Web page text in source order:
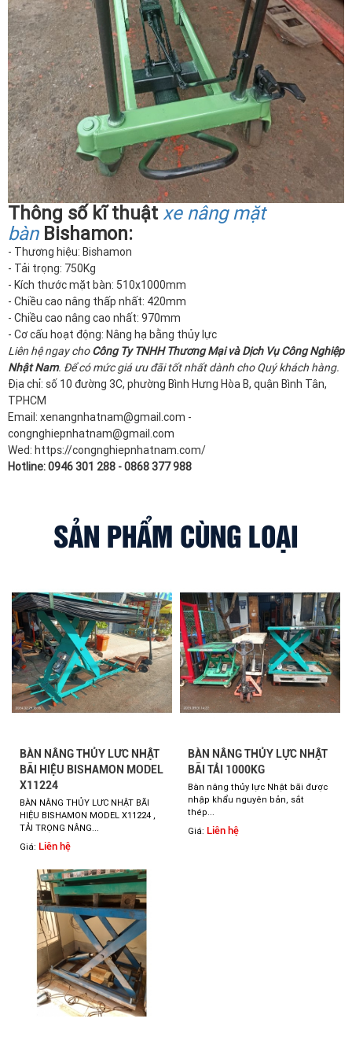
Thông số kĩ thuật xe nâng mặt
bànBishamon:
- Thương hiệu: Bishamon
- Tải trọng: 750Kg
- Kích thước mặt bàn: 510x1000mm
- Chiều cao nâng thấp nhất: 420mm
- Chiều cao nâng cao nhất: 970mm
- Cơ cấu hoạt động: Nâng hạ bằng thủy lực
Liên hệ ngay choCông Ty TNHH Thương Mại và Dịch Vụ Công Nghiệp
Nhật Nam. Để có mức giá ưu đãi tốt nhất dành cho Quý khách hàng.
Địa chỉ: số 10 đường 3C, phường Bình Hưng Hòa B, quận Bình Tân,
TPHCM
Email: xenangnhatnam@gmail.com -
congnghiepnhatnam@gmail.com
Wed: https://congnghiepnhatnam.com/
Hotline: 0946 301 288 - 0868 377 988
SẢN PHẨM CÙNG LOẠI
BÀN NÂNG THỦY LƯC NHẬT
BÃI HIỆU BISHAMON MODEL
X11224
BÀN NÂNG THỦY LƯC NHẬT BÃI
HIỆU BISHAMON MODEL X11224 ,
TẢI TRỌNG NÂNG...
Giá: Liên hệ
BÀN NÂNG THỦY LỰC NHẬT
BÃI TẢI 1000KG
Bàn nâng thủy lực Nhật bãi được
nhập khẩu nguyên bản, sắt
thép...
Giá: Liên hệ